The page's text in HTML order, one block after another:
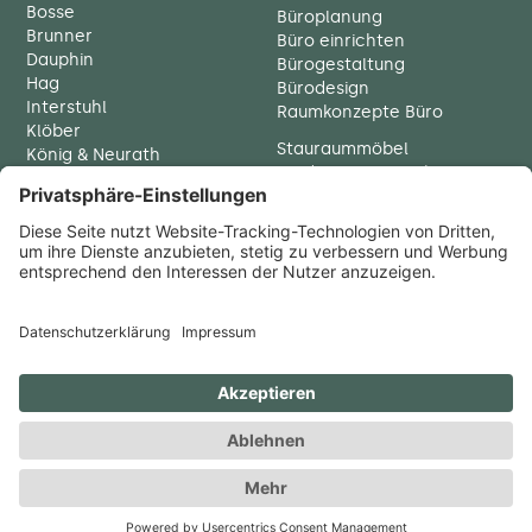
Bosse
Brunner
Dauphin
Hag
Interstuhl
Klöber
König & Neurath
Thonet
Vario
Walter Knoll
Wiesner Hager
Büroplanung
Büro einrichten
Bürogestaltung
Bürodesign
Raumkonzepte Büro
Stauraummöbel
Traditionelle Bürokonzepte
Ergonomie
Büromöbel München
Büroeinrichtung München
Copyright © 2026 raumweltenheiss GmbH
Impressum Datenschutzerklärung